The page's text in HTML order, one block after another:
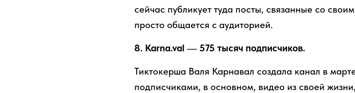
сейчас публикует туда посты, связанные со
просто общается с аудиторией.
8. Karna.val — 575 тысяч подписчиков.
Тиктокерша Валя Карнавал создала канал в
подписчиками, в основном, видео из своей